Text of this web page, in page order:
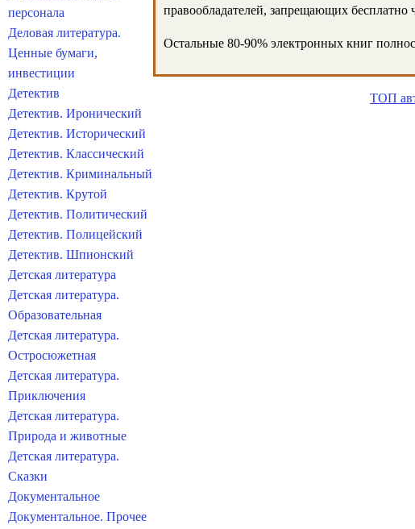
правообладателей, запрещающих бесплатно
Остальные 80-90% электронных книг
ТОП
персонала
Деловая литература.
Ценные бумаги,
инвестиции
Детектив
Детектив. Иронический
Детектив. Исторический
Детектив. Классический
Детектив. Криминальный
Детектив. Крутой
Детектив. Политический
Детектив. Полицейский
Детектив. Шпионский
Детская литература
Детская литература.
Образовательная
Детская литература.
Остросюжетная
Детская литература.
Приключения
Детская литература.
Природа и животные
Детская литература.
Сказки
Документальное
Документальное. Прочее